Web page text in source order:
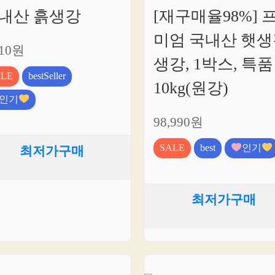
산 흙생강
원
bestSeller
인기
최저가구매
[재구매율98%]
미엄 국내산 햇
생강, 1박스, 특품
10kg(원강)
98,990원
SALE best 인기
최저가구매